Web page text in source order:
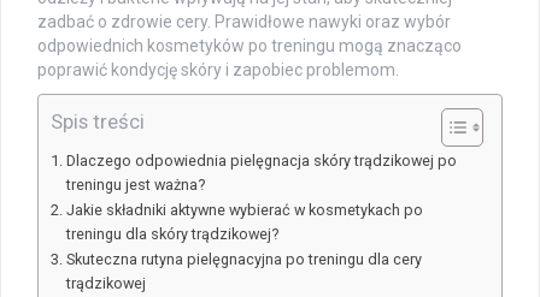
zadbać o zdrowie cery. Prawidłowe nawyki oraz wybór
odpowiednich kosmetyków po treningu mogą znacząco
poprawić kondycję skóry i zapobiec problemom.
Spis treści
Dlaczego odpowiednia pielęgnacja skóry trądzikowej po
treningu jest ważna?
Jakie składniki aktywne wybierać w kosmetykach po
treningu dla skóry trądzikowej?
Skuteczna rutyna pielęgnacyjna po treningu dla cery
trądzikowej